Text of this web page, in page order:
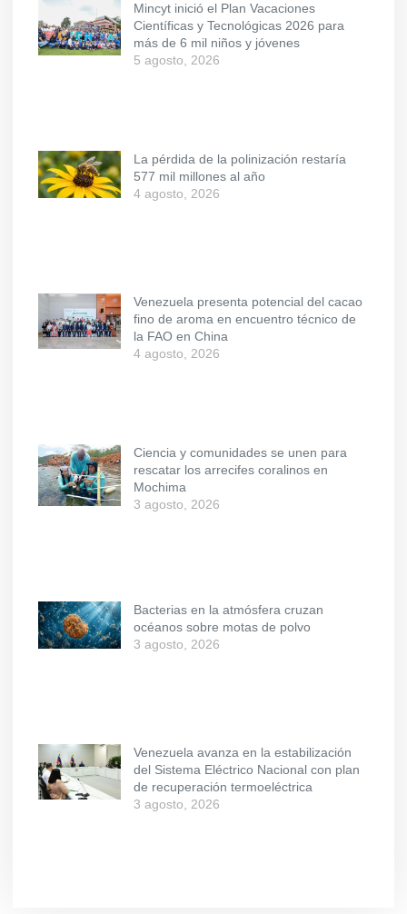
Mincyt inició el Plan Vacaciones
Científicas y Tecnológicas 2026 para
más de 6 mil niños y jóvenes
5 agosto, 2026
La pérdida de la polinización restaría
577 mil millones al año
4 agosto, 2026
Venezuela presenta potencial del cacao
fino de aroma en encuentro técnico de
la FAO en China
4 agosto, 2026
Ciencia y comunidades se unen para
rescatar los arrecifes coralinos en
Mochima
3 agosto, 2026
Bacterias en la atmósfera cruzan
océanos sobre motas de polvo
3 agosto, 2026
Venezuela avanza en la estabilización
del Sistema Eléctrico Nacional con plan
de recuperación termoeléctrica
3 agosto, 2026